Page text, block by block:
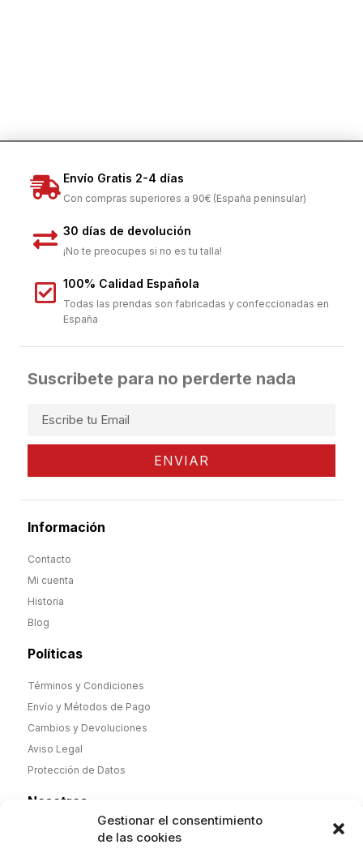
Gestionar el consentimiento
de las cookies
Envío Gratis 2-4 días
Con compras superiores a 90€ (España peninsular)
30 días de devolución
¡No te preocupes si no es tu talla!
100% Calidad Española
Todas las prendas son fabricadas y confeccionadas en
España
Suscribete para no perderte nada
ENVIAR
Información
Contacto
Mi cuenta
Historia
Blog
Políticas
Términos y Condiciones
Envío y Métodos de Pago
Cambios y Devoluciones
Aviso Legal
Protección de Datos
Nosotros
Desde noviembre de 2025 nueva dirección y nueva etapa,